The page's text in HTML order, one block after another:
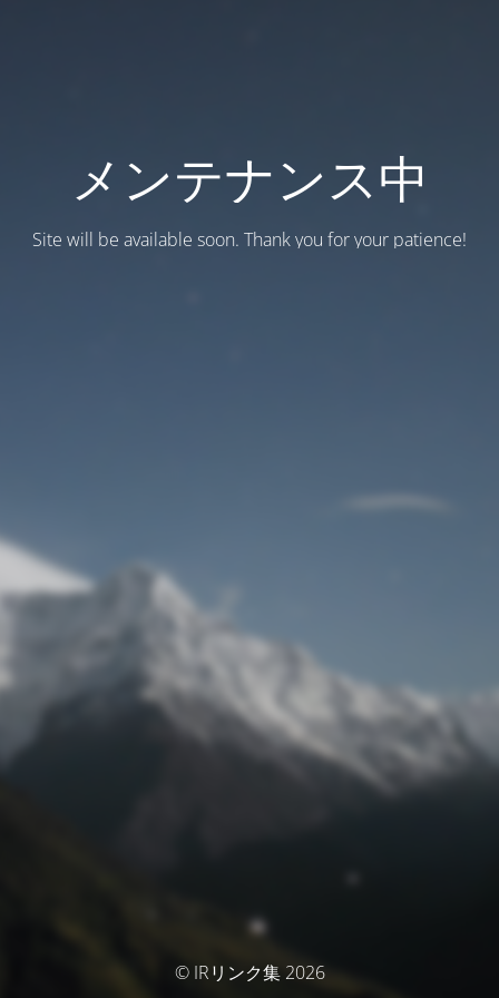
メンテナンス中
Site will be available soon. Thank you for your patience!
© IRリンク集 2026